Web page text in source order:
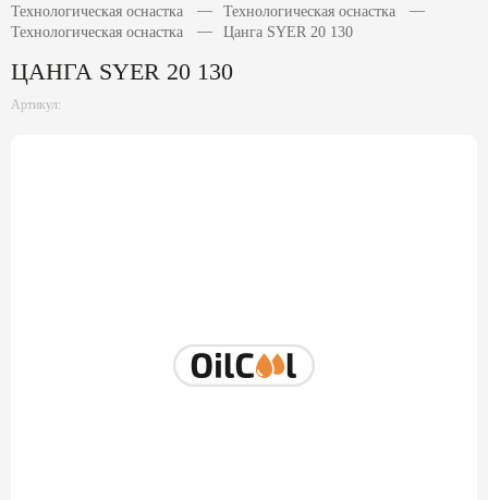
Технологическая оснастка
Технологическая оснастка
Технологическая оснастка
Цанга SYER 20 130
ЦАНГА SYER 20 130
Артикул: